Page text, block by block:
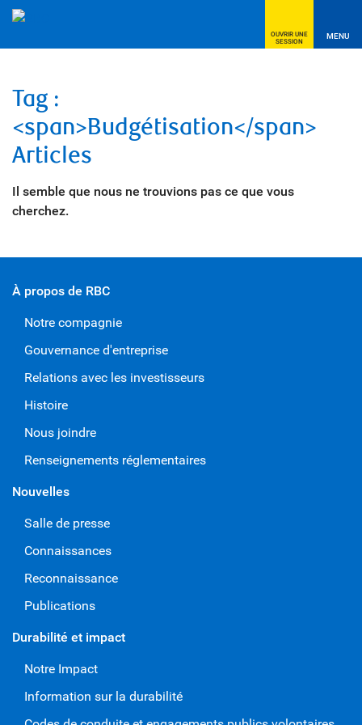
OUVRIR UNE
SESSION
MENU
Tag :
<span>Budgétisation</span>
Articles
Il semble que nous ne trouvions pas ce que vous
cherchez.
À propos de RBC
Notre compagnie
Gouvernance d'entreprise
Relations avec les investisseurs
Histoire
Nous joindre
Renseignements réglementaires
Nouvelles
Salle de presse
Connaissances
Reconnaissance
Publications
Durabilité et impact
Notre Impact
Information sur la durabilité